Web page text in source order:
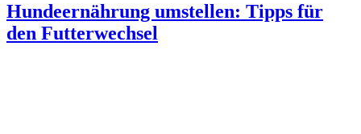
Hundeernährung umstellen: Tipps für
den Futterwechsel